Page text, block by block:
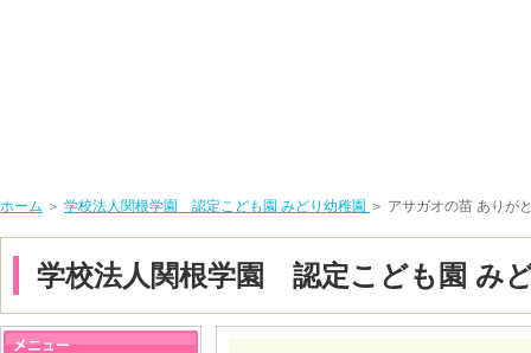
ホーム ＞ 学校法人関根学園 認定こども園 みどり幼稚園 ＞ アサガオの苗 ありが
学校法人関根学園 認定こども園 み